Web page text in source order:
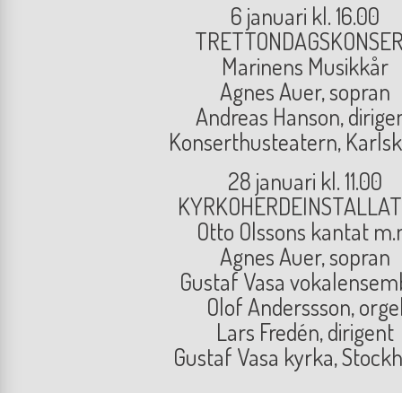
6 januari kl. 16.00
Marinens Musikkår
Agnes Auer, sopran
Andreas Hanson,
Konserthusteatern,
28 januari kl. 11.00
Otto Olssons kantat
Agnes Auer, sopran
Gustaf Vasa
Olof Anderssson,
Lars Fredén, dirigent
Gustaf Vasa kyrka,